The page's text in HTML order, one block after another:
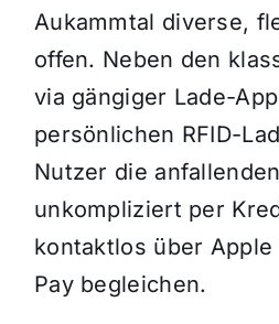
Aukammtal diverse,
offen. Neben den
via gängiger Lade-
persönlichen RFID-
Nutzer die
unkompliziert per
kontaktlos über Apple
Pay begleichen.